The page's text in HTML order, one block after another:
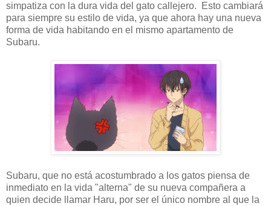
simpatiza con la dura vida del gato callejero. Esto cambiará
para siempre su estilo de vida, ya que ahora hay una nueva
forma de vida habitando en el mismo apartamento de
Subaru.
Subaru, que no está acostumbrado a los gatos piensa de
inmediato en la vida "alterna" de su nueva compañera a
quien decide llamar Haru, por ser el único nombre al que la